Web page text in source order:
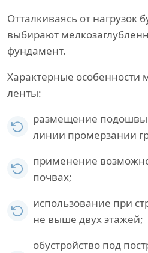
Отталкиваясь от нагрузок
выбирают
фундамент.
Характерные особенности
ленты:
размещение
линии промерзании
применение
почвах;
использование при
не выше двух этажей;
обустройство под